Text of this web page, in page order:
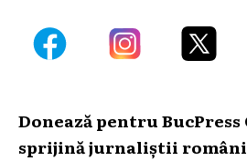
Donează pentru
sprijină jurnaliștii